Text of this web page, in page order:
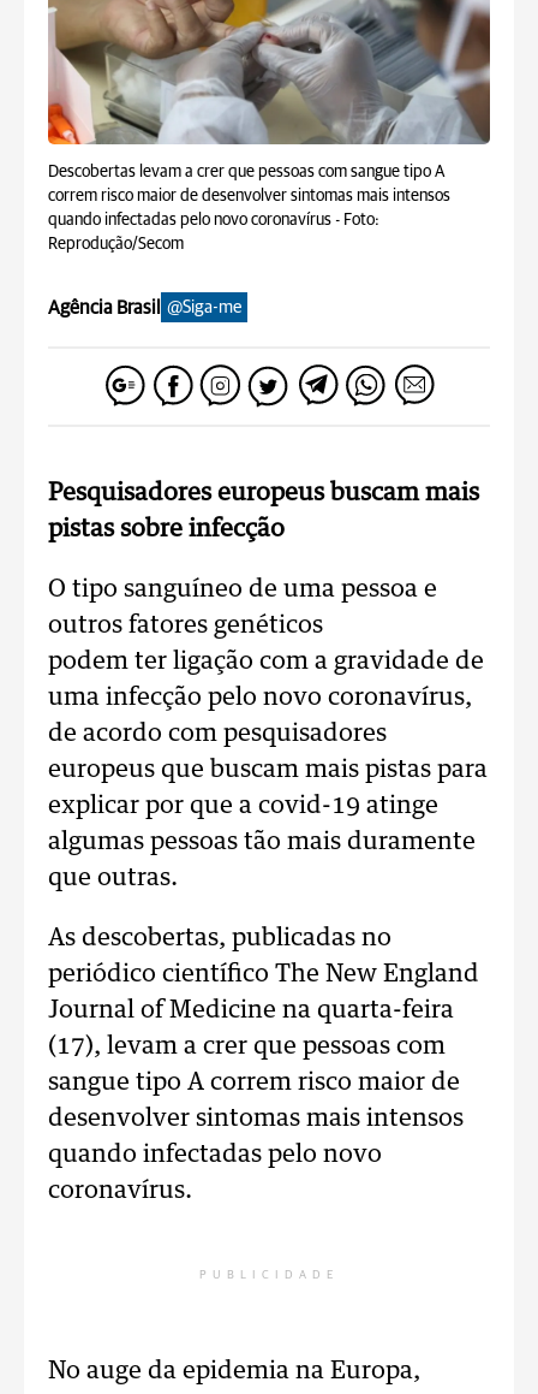
Descobertas levam a crer que pessoas com sangue tipo A
correm risco maior de desenvolver sintomas mais intensos
quando infectadas pelo novo coronavírus - Foto:
Reprodução/Secom
Agência Brasil @Siga-me
Pesquisadores europeus buscam mais
pistas sobre infecção
O tipo sanguíneo de uma pessoa e
outros fatores genéticos
podem ter ligação com a gravidade de
uma infecção pelo novo coronavírus,
de acordo com pesquisadores
europeus que buscam mais pistas para
explicar por que a covid-19 atinge
algumas pessoas tão mais duramente
que outras.
As descobertas, publicadas no
periódico científico The New England
Journal of Medicine na quarta-feira
(17), levam a crer que pessoas com
sangue tipo A correm risco maior de
desenvolver sintomas mais intensos
quando infectadas pelo novo
coronavírus.
PUBLICIDADE
No auge da epidemia na Europa,